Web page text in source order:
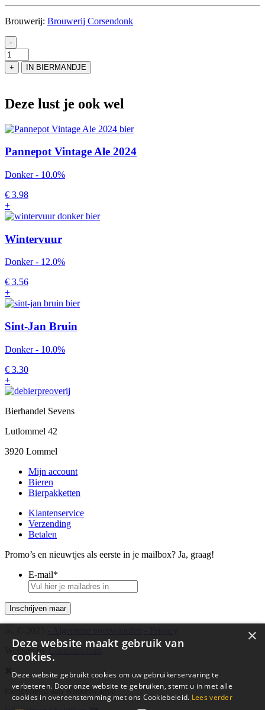
Brouwerij: Brouwerij Corsendonk
-
Corsendonk
Pater
Dubbel
+ IN BIERMANDJE
Deze lust je ook wel
Pannepot Vintage Ale 2024
Donker - 10.0%
€ 3.98
+
Wintervuur
Donker - 12.0%
€ 3.56
+
Sint-Jan Bruin
Donker - 10.0%
€ 3.30
+
Bierhandel Sevens
Lutlommel 42
3920 Lommel
Mijn account
Bieren
Bierpakketten
Klantenservice
Verzending
Betalen
Promo’s en nieuwtjes als eerste in je mailbox? Ja, graag!
E-mail*
Website by Coemans.com
toegevoegd aan winkelwagen
×
Deze website maakt gebruik van
cookies.
Deze website gebruikt cookies om uw gebruikerservaring te
verbeteren. Door onze website te gebruiken, stemt u in met alle
cookies in overeenstemming met ons Cookiebeleid. Lees verder